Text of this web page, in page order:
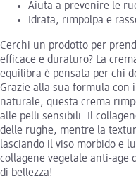
Aiuta a prevenire le
Idrata, rimpolpa e
Cerchi un prodotto per
efficace e duraturo? La
equilibra è pensata per chi
Grazie alla sua formula con
naturale, questa crema
alle pelli sensibili. Il
delle rughe, mentre la
lasciando il viso morbido e
collagene vegetale anti-age
di bellezza!